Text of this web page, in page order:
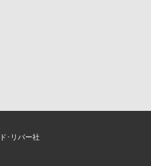
･リバー社